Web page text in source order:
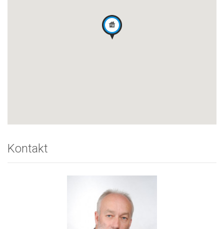
Kontakt